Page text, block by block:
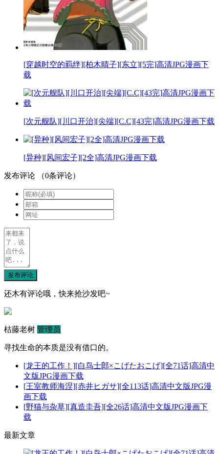
[穿越时空的羁绊][柏木晴子][东立][5完]高清JPG漫画下
载
[次元舰队][川口开治][尖端][C.C][43完]高清JPG漫画下载
[异种][风间宏子][2全]高清JPG漫画下载
发布评论 （0条评论）
发布评论
还木有评论哦，快来抢沙发吧~
枯藤老树 管理员
寻找生命的本质是没有借口的。
[龙王的工作！][白鸟士郎×こげたおこげ][全71话]高清中
文版JPG漫画下载
[王室教师海涅][赤井ヒガサ][全113话]高清中文版JPG漫
画下载
[野猫与杂草][真造圭吾][全26话]高清中文版JPG漫画下
载
最新文章